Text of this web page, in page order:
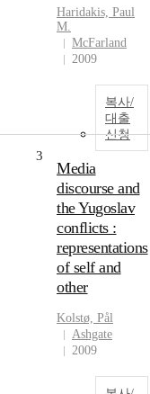
Haridakis, Paul
M.
McFarland
2009
복사/
대출
신청
3
Media
discourse and
the Yugoslav
conflicts :
representations
of self and
other
Kolstø, Pål
Ashgate
2009